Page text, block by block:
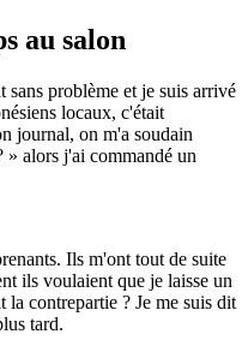
au salon
sans problème et je suis arrivé
locaux, c'était
journal, on m'a soudain
» alors j'ai commandé un
Ils m'ont tout de suite
ils voulaient que je laisse un
contrepartie ? Je me suis dit
tard.